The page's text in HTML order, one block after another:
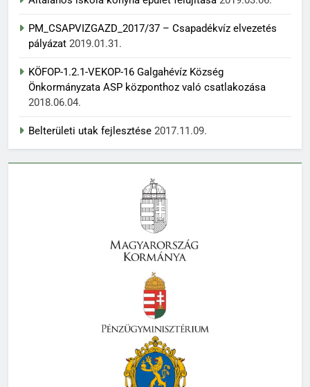
PM_CSAPVIZGAZD_2017/37 – Csapadékvíz elvezetés
pályázat 2019.01.31.
KÖFOP-1.2.1-VEKOP-16 Galgahévíz Község
Önkormányzata ASP központhoz való csatlakozása
2018.06.04.
Belterületi utak fejlesztése 2017.11.09.